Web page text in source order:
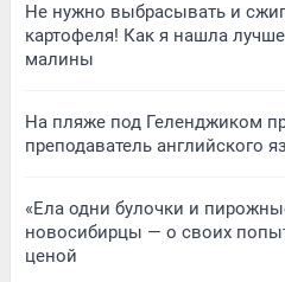
Не нужно выбрасывать и
картофеля! Как я нашла
малины
На пляже под Геленджиком
преподаватель английского
«Ела одни булочки и
новосибирцы — о своих
ценой